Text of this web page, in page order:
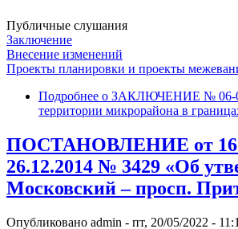
Публичные слушания
Заключение
Внесение изменений
Проекты планировки и проекты
Подробнее о ЗАКЛЮЧЕНИЕ № 06-02-
территории микрорайона в
ПОСТАНОВЛЕНИЕ от
26.12.2014 № 3429 «Об
Московский – просп.
Опубликовано admin - пт, 20/05/2022 -